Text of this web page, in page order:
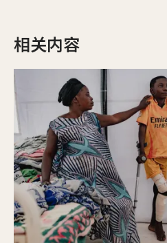
相关内容